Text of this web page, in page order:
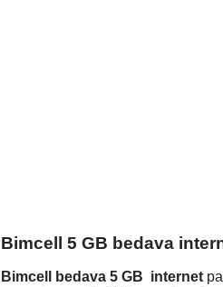
Bimcell 5 GB bedava
Bimcell bedava 5 GB internet